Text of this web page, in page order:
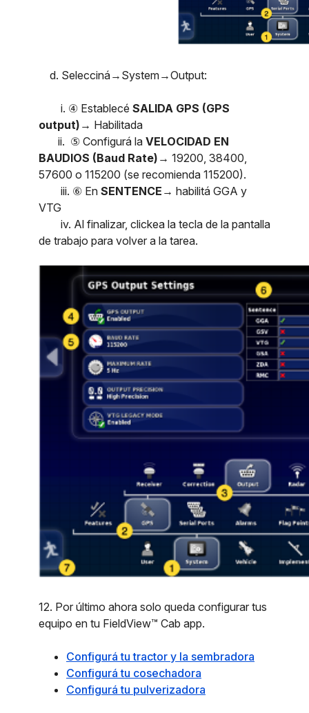
d. Selecciná→System→Output:
i. ④ Establecé SALIDA GPS (GPS
output)→ Habilitada
ii. ⑤ Configurá la VELOCIDAD EN
BAUDIOS (Baud Rate)→ 19200, 38400,
57600 o 115200 (se recomienda 115200).
iii. ⑥ En SENTENCE→ habilitá GGA y
VTG
iv. Al finalizar, clickea la tecla de la pantalla
de trabajo para volver a la tarea.
12. Por último ahora solo queda configurar tus
equipo en tu FieldView™ Cab app.
Configurá tu tractor y la sembradora
Configurá tu cosechadora
Configurá tu pulverizadora